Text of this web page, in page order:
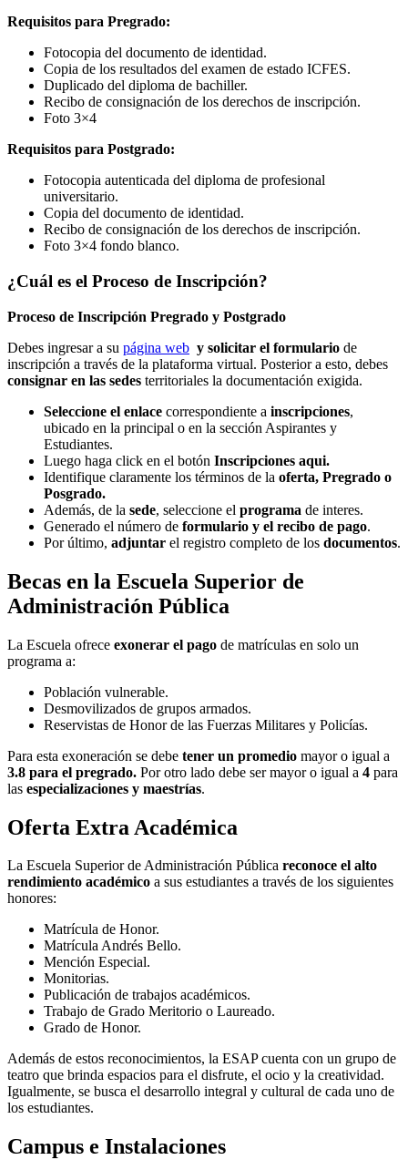
Requisitos para Pregrado:
Fotocopia del documento de identidad.
Copia de los resultados del examen de estado ICFES.
Duplicado del diploma de bachiller.
Recibo de consignación de los derechos de inscripción.
Foto 3×4
Requisitos para Postgrado:
Fotocopia autenticada del diploma de profesional
universitario.
Copia del documento de identidad.
Recibo de consignación de los derechos de inscripción.
Foto 3×4 fondo blanco.
¿Cuál es el Proceso de Inscripción?
Proceso de Inscripción Pregrado y Postgrado
Debes ingresar a su página web y solicitar el formulario de
inscripción a través de la plataforma virtual. Posterior a esto, debes
consignar en las sedes territoriales la documentación exigida.
Seleccione el enlace correspondiente a inscripciones,
ubicado en la principal o en la sección Aspirantes y
Estudiantes.
Luego haga click en el botón Inscripciones aqui.
Identifique claramente los términos de la oferta, Pregrado o
Posgrado.
Además, de la sede, seleccione el programa de interes.
Generado el número de formulario y el recibo de pago.
Por último, adjuntar el registro completo de los documentos.
Becas en la Escuela Superior de
Administración Pública
La Escuela ofrece exonerar el pago de matrículas en solo un
programa a:
Población vulnerable.
Desmovilizados de grupos armados.
Reservistas de Honor de las Fuerzas Militares y Policías.
Para esta exoneración se debe tener un promedio mayor o igual a
3.8 para el pregrado. Por otro lado debe ser mayor o igual a 4 para
las especializaciones y maestrías.
Oferta Extra Académica
La Escuela Superior de Administración Pública reconoce el alto
rendimiento académico a sus estudiantes a través de los siguientes
honores:
Matrícula de Honor.
Matrícula Andrés Bello.
Mención Especial.
Monitorias.
Publicación de trabajos académicos.
Trabajo de Grado Meritorio o Laureado.
Grado de Honor.
Además de estos reconocimientos, la ESAP cuenta con un grupo de
teatro que brinda espacios para el disfrute, el ocio y la creatividad.
Igualmente, se busca el desarrollo integral y cultural de cada uno de
los estudiantes.
Campus e Instalaciones